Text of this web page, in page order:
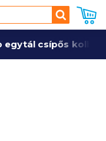
Keresés
egytál csípős